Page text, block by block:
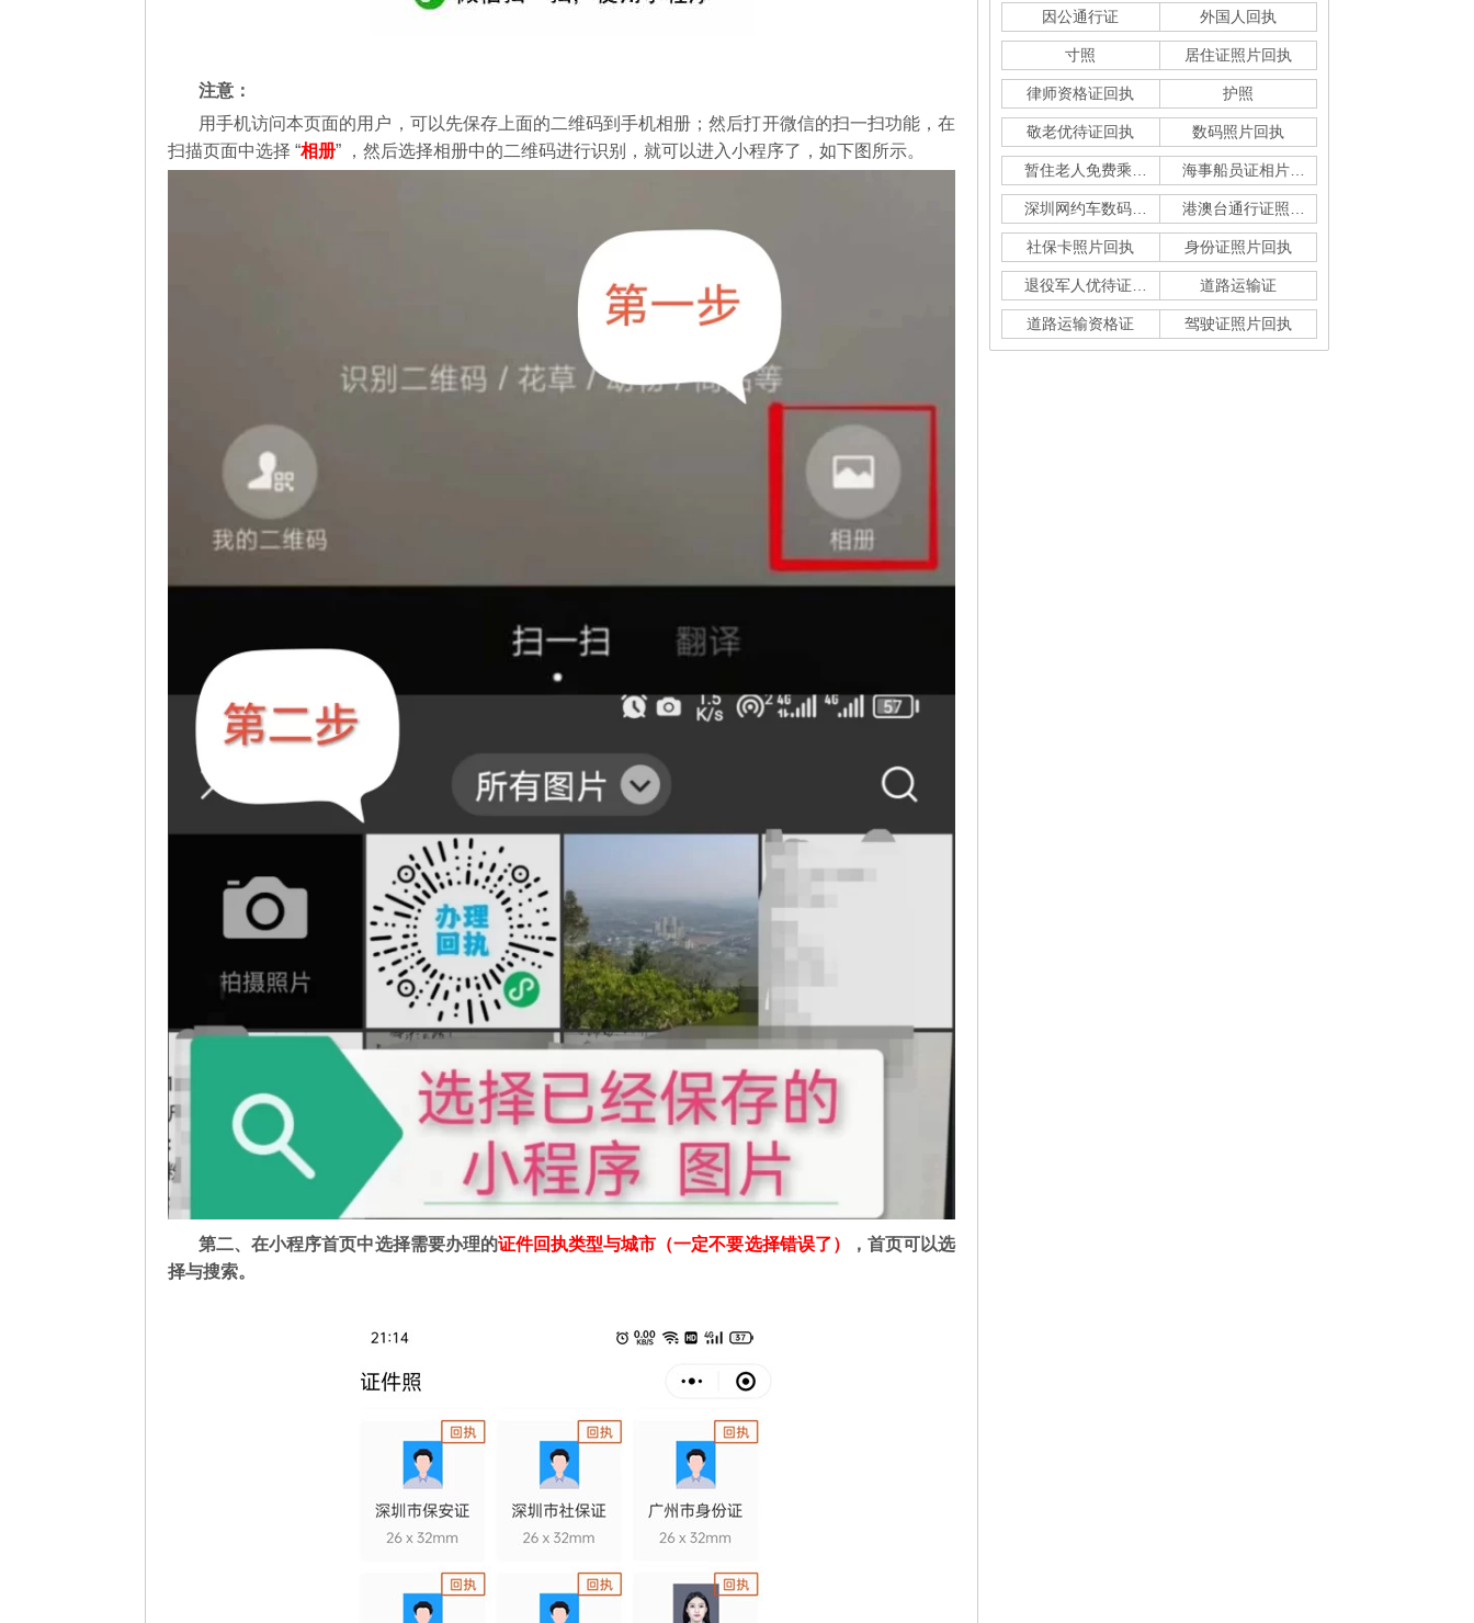
注意：
用手机访问本页面的用户，可以先保存上面的二维码到手机相册；然后打开微信的扫一扫功能，在
扫描页面中选择 “相册” ，然后选择相册中的二维码进行识别，就可以进入小程序了，如下图所示。
第二、在小程序首页中选择需要办理的证件回执类型与城市（一定不要选择错误了）
，首页可以选
择与搜索。
因公通行证 外国人回执
寸照 居住证照片回执
律师资格证回执 护照
敬老优待证回执 数码照片回执
海事船员证相片采集
社保卡照片回执 身份证照片回执
道路运输证
道路运输资格证 驾驶证照片回执